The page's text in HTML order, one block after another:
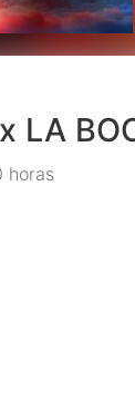
LA
horas